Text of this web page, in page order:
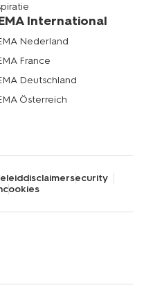
International
Nederland
France
Deutschland
Österreich
disclaimersecurity
cookies